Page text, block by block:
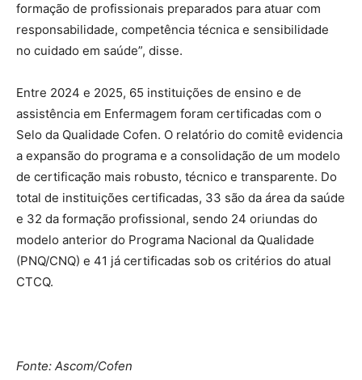
formação de profissionais preparados para atuar com
responsabilidade, competência técnica e sensibilidade
no cuidado em saúde”, disse.
Entre 2024 e 2025, 65 instituições de ensino e de
assistência em Enfermagem foram certificadas com o
Selo da Qualidade Cofen. O relatório do comitê evidencia
a expansão do programa e a consolidação de um modelo
de certificação mais robusto, técnico e transparente. Do
total de instituições certificadas, 33 são da área da saúde
e 32 da formação profissional, sendo 24 oriundas do
modelo anterior do Programa Nacional da Qualidade
(PNQ/CNQ) e 41 já certificadas sob os critérios do atual
CTCQ.
Fonte: Ascom/Cofen